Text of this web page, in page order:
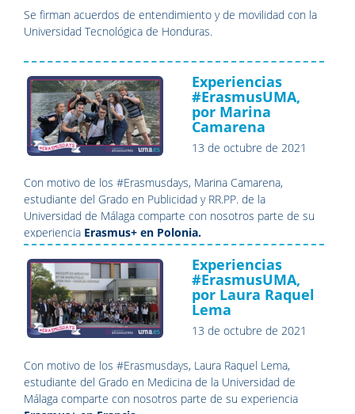
Se firman acuerdos de entendimiento y de movilidad con la
Universidad Tecnológica de Honduras.
Experiencias
#ErasmusUMA,
por Marina
Camarena
13 de octubre de 2021
Con motivo de los #Erasmusdays, Marina Camarena,
estudiante del Grado en Publicidad y RR.PP. de la
Universidad de Málaga comparte con nosotros parte de su
experiencia Erasmus+ en Polonia.
Experiencias
#ErasmusUMA,
por Laura Raquel
Lema
13 de octubre de 2021
Con motivo de los #Erasmusdays, Laura Raquel Lema,
estudiante del Grado en Medicina de la Universidad de
Málaga comparte con nosotros parte de su experiencia